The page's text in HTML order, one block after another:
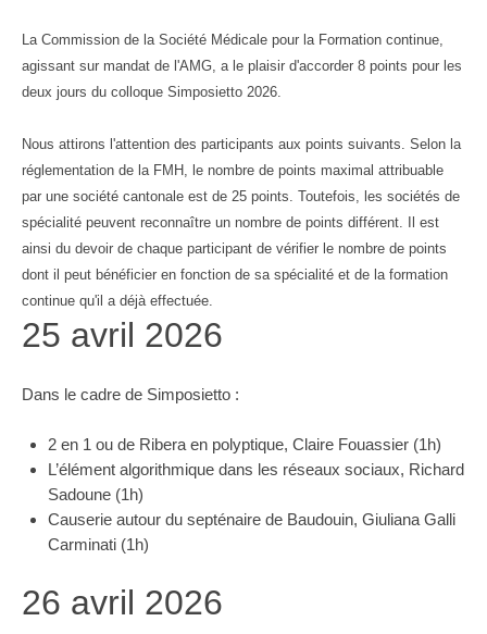
La Commission de la Société Médicale pour la Formation continue,
agissant sur mandat de l'AMG, a le plaisir d'accorder 8 points pour les
deux jours du colloque Simposietto 2026.
Nous attirons l'attention des participants aux points suivants. Selon la
réglementation de la FMH, le nombre de points maximal attribuable
par une société cantonale est de 25 points. Toutefois, les sociétés de
spécialité peuvent reconnaître un nombre de points différent. Il est
ainsi du devoir de chaque participant de vérifier le nombre de points
dont il peut bénéficier en fonction de sa spécialité et de la formation
continue qu'il a déjà effectuée.
25 avril 2026
Dans le cadre de Simposietto :
2 en 1 ou de Ribera en polyptique, Claire Fouassier (1h)
L’élément algorithmique dans les réseaux sociaux, Richard
Sadoune (1h)
Causerie autour du septénaire de Baudouin, Giuliana Galli
Carminati (1h)
26 avril 2026